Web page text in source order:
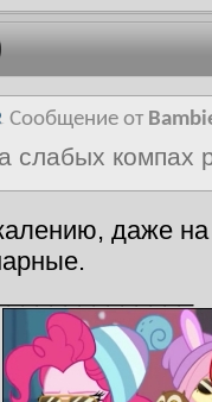
Сообщение от
слабых компах
даже